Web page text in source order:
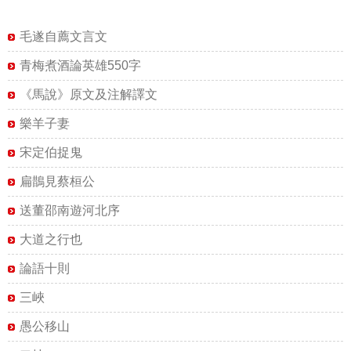
毛遂自薦文言文
青梅煮酒論英雄550字
《馬說》原文及注解譯文
樂羊子妻
宋定伯捉鬼
扁鵲見蔡桓公
送董邵南遊河北序
大道之行也
論語十則
三峽
愚公移山